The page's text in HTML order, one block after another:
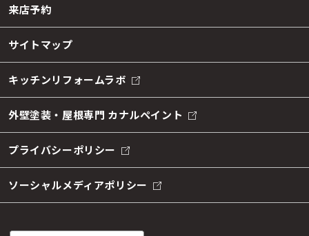
来店予約
サイトマップ
キッチンリフォームラボ
外壁塗装・屋根専門 カナルペイント
プライバシーポリシー
ソーシャルメディアポリシー